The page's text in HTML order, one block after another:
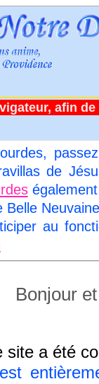
afin
de
Belle
au
Bonjour
site a été